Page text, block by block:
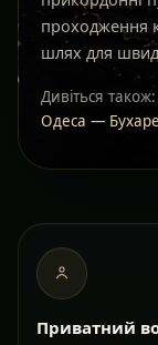
проходження
шлях для
Дивіться також:
Одеса —
Приватний